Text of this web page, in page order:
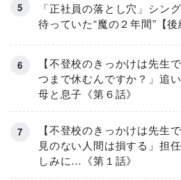
「正社員の落とし穴」シン
待っていた“魔の２年間”【後
【不登校のきっかけは先生
つまで休むんですか？」追
母と息子《第６話》
【不登校のきっかけは先生
見のない人間は損する」担
しみに…《第１話》